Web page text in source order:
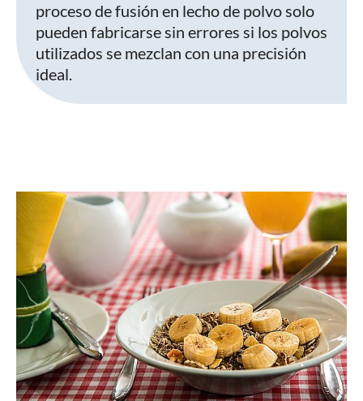
proceso de fusión en lecho de polvo solo
pueden fabricarse sin errores si los polvos
utilizados se mezclan con una precisión
ideal.